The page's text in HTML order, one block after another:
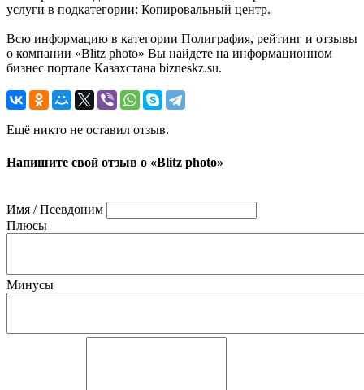
услуги в подкатегории: Копировальный центр.
Всю информацию в категории Полиграфия, рейтинг и отзывы
о компании «Blitz photo» Вы найдете на информационном
бизнес портале Казахстана bizneskz.su.
Ещё никто не оставил отзыв.
Напишите свой отзыв о «Blitz photo»
Имя / Псевдоним
Плюсы
Минусы